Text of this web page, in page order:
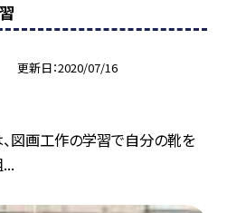
更新日 2020/07/16
、図画工作の学習で自分の靴を